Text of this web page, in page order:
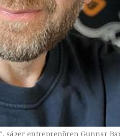
säger entreprenören Gunnar